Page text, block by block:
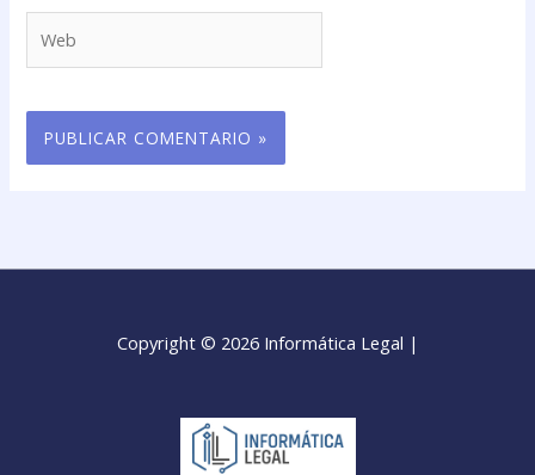
Copyright © 2026 Informática Legal |